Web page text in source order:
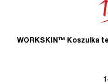
WORKSKIN™ Koszulka